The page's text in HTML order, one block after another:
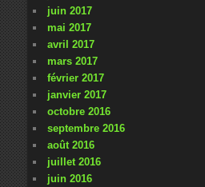
juin 2017
mai 2017
avril 2017
mars 2017
février 2017
janvier 2017
octobre 2016
septembre 2016
août 2016
juillet 2016
juin 2016